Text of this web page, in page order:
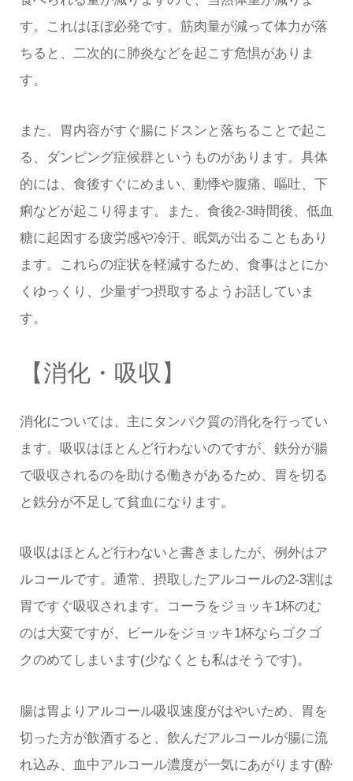
す。これはほぼ必発です。筋肉量が減って体力が落
ちると、二次的に肺炎などを起こす危惧がありま
す。
また、胃内容がすぐ腸にドスンと落ちることで起こ
る、ダンピング症候群というものがあります。具体
的には、食後すぐにめまい、動悸や腹痛、嘔吐、下
痢などが起こり得ます。また、食後2-3時間後、低血
糖に起因する疲労感や冷汗、眠気が出ることもあり
ます。これらの症状を軽減するため、食事はとにか
くゆっくり、少量ずつ摂取するようお話していま
す。
【消化・吸収】
消化については、主にタンパク質の消化を行ってい
ます。吸収はほとんど行わないのですが、鉄分が腸
で吸収されるのを助ける働きがあるため、胃を切る
と鉄分が不足して貧血になります。
吸収はほとんど行わないと書きましたが、例外はア
ルコールです。通常、摂取したアルコールの2-3割は
胃ですぐ吸収されます。コーラをジョッキ1杯のむ
のは大変ですが、ビールをジョッキ1杯ならゴクゴ
クのめてしまいます(少なくとも私はそうです)。
腸は胃よりアルコール吸収速度がはやいため、胃を
切った方が飲酒すると、飲んだアルコールが腸に流
れ込み、血中アルコール濃度が一気にあがります(酔